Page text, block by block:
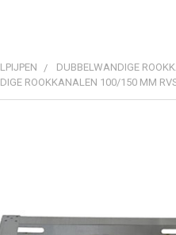
DUBBELWANDIGE
ROOKKANALEN 100/150 MM